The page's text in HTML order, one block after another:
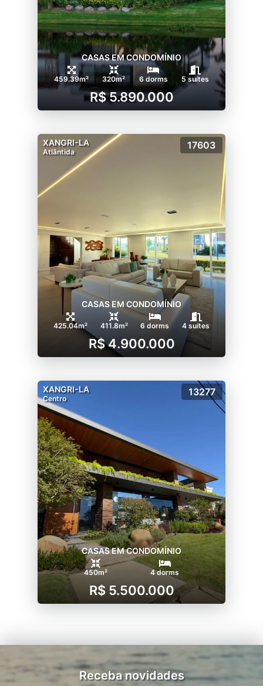
CASAS EM CONDOMÍNIO
459.39m² 320m² 6 dorms 5 suítes
R$ 5.890.000
XANGRI-LA
Atlântida
17603
CASAS EM CONDOMÍNIO
425.04m² 411.8m² 6 dorms 4 suítes
R$ 4.900.000
XANGRI-LA
Centro
13277
CASAS EM CONDOMÍNIO
450m² 4 dorms
R$ 5.500.000
Receba novidades